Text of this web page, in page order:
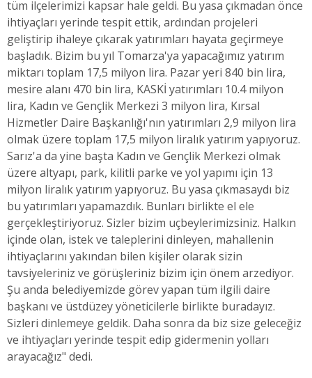
tüm ilçelerimizi kapsar hale geldi. Bu yasa çıkmadan önce
ihtiyaçları yerinde tespit ettik, ardından projeleri
geliştirip ihaleye çıkarak yatırımları hayata geçirmeye
başladık. Bizim bu yıl Tomarza'ya yapacağımız yatırım
miktarı toplam 17,5 milyon lira. Pazar yeri 840 bin lira,
mesire alanı 470 bin lira, KASKİ yatırımları 10.4 milyon
lira, Kadın ve Gençlik Merkezi 3 milyon lira, Kırsal
Hizmetler Daire Başkanlığı'nın yatırımları 2,9 milyon lira
olmak üzere toplam 17,5 milyon liralık yatırım yapıyoruz.
Sarız'a da yine başta Kadın ve Gençlik Merkezi olmak
üzere altyapı, park, kilitli parke ve yol yapımı için 13
milyon liralık yatırım yapıyoruz. Bu yasa çıkmasaydı biz
bu yatırımları yapamazdık. Bunları birlikte el ele
gerçekleştiriyoruz. Sizler bizim uçbeylerimizsiniz. Halkın
içinde olan, istek ve taleplerini dinleyen, mahallenin
ihtiyaçlarını yakından bilen kişiler olarak sizin
tavsiyeleriniz ve görüşleriniz bizim için önem arzediyor.
Şu anda belediyemizde görev yapan tüm ilgili daire
başkanı ve üstdüzey yöneticilerle birlikte buradayız.
Sizleri dinlemeye geldik. Daha sonra da biz size geleceğiz
ve ihtiyaçları yerinde tespit edip gidermenin yolları
arayacağız" dedi.